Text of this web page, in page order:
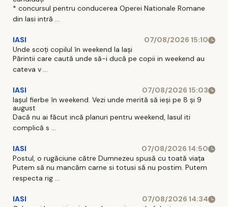
* concursul pentru conducerea Operei Nationale Romane
din Iasi intră ...
IASI
07/08/2026 15:10
Unde scoți copilul în weekend la Iași
Părintii care caută unde să-i ducă pe copii in weekend au
cateva v ...
IASI
07/08/2026 15:03
Iașul fierbe în weekend. Vezi unde merită să ieși pe 8 și 9
august
Dacă nu ai făcut incă planuri pentru weekend, Iasul iti
complică s ...
IASI
07/08/2026 14:50
Postul, o rugăciune către Dumnezeu spusă cu toată viața
Putem să nu mancăm carne si totusi să nu postim. Putem
respecta rig ...
IASI
07/08/2026 14:34